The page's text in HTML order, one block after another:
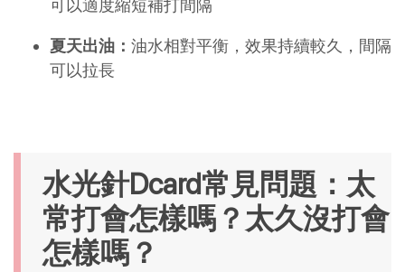
可以適度縮短補打間隔
夏天出油： 油水相對平衡，效果持續較久，間隔
可以拉長
水光針Dcard常見問題：太
常打會怎樣嗎？太久沒打會
怎樣嗎？